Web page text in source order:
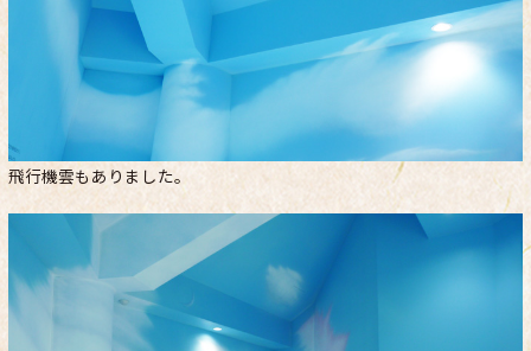
飛行機雲もありました。